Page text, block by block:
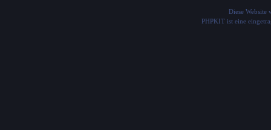
Diese Website
PHPKIT ist eine